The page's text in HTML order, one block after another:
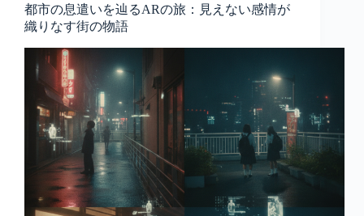
都市の息遣いを辿るARの旅：見えない感情が
織りなす街の物語